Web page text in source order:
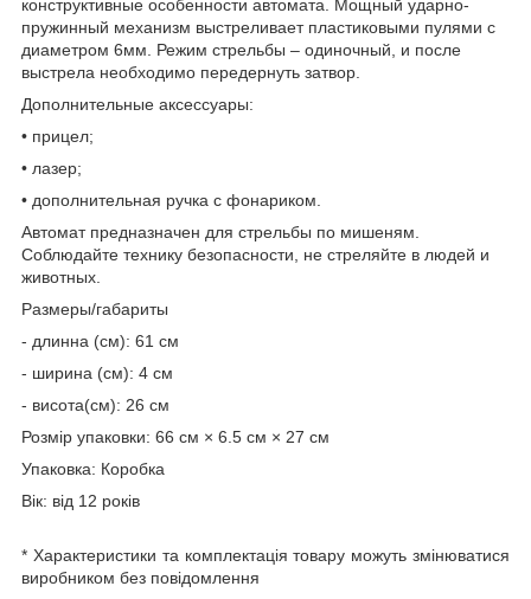
конструктивные особенности автомата. Мощный ударно-
пружинный механизм выстреливает пластиковыми пулями с
диаметром 6мм. Режим стрельбы – одиночный, и после
выстрела необходимо передернуть затвор.
Дополнительные аксессуары:
• прицел;
• лазер;
• дополнительная ручка с фонариком.
Автомат предназначен для стрельбы по мишеням.
Соблюдайте технику безопасности, не стреляйте в людей и
животных.
Размеры/габариты
- длинна (см): 61 см
- ширина (см): 4 см
- висота(см): 26 см
Розмір упаковки: 66 см × 6.5 см × 27 см
Упаковка: Коробка
Вік: від 12 років
* Характеристики та комплектація товару можуть змінюватися
виробником без повідомлення